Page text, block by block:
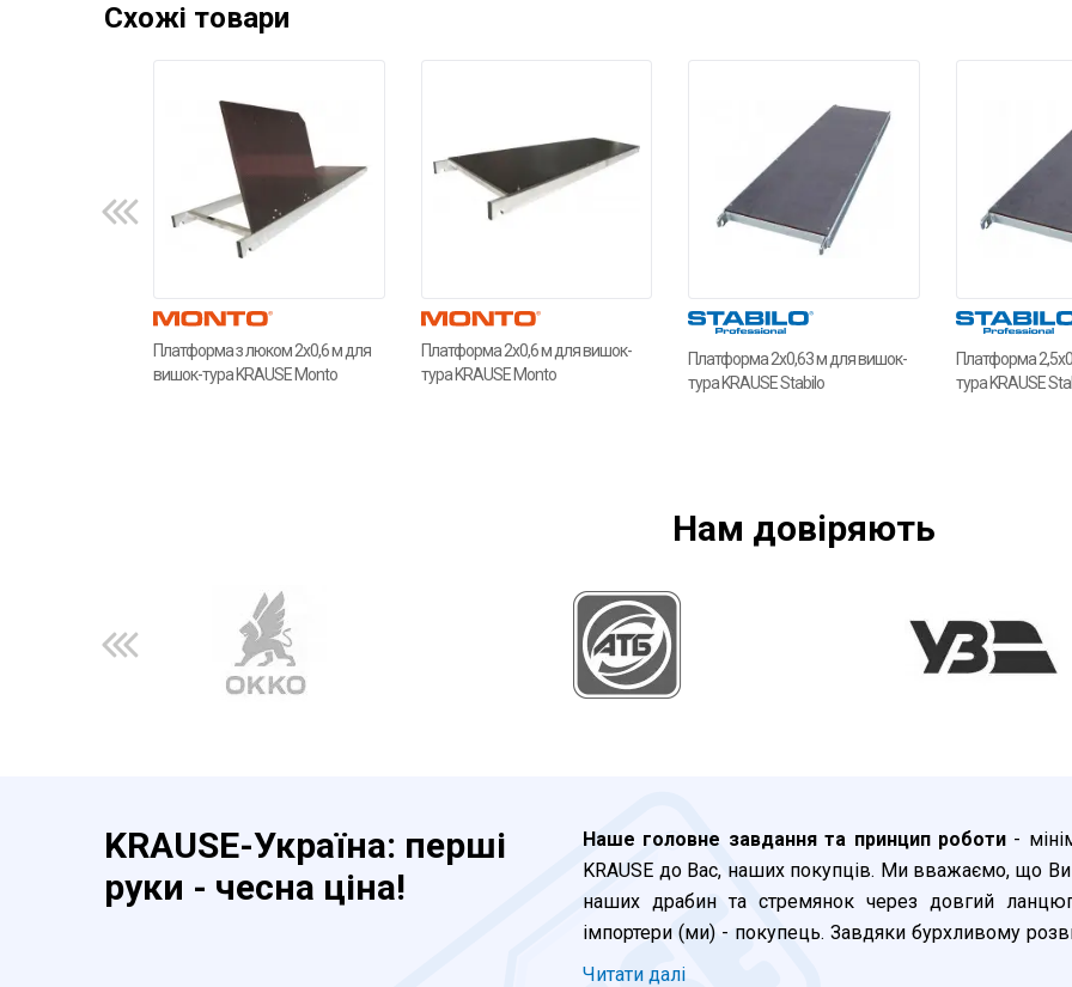
Схожі товари
Платформа з люком 2x0,6 м для
вишок-тура KRAUSE Monto
Платформа 2x0,6 м для вишок-
тура KRAUSE Monto
Платформа 2x0,63 м для вишок-
тура KRAUSE Stabilo
Платформа
тура KRAUSE
Нам довiряють
KRAUSE-Україна: перші
руки - чесна ціна!
Наше головне завдання та принцип роботи-
KRAUSE до Вас, наших покупців. Ми вважаємо, що
наших драбин та стремянок через довгий
імпортери (ми) - покупець. Завдяки бурхливому
клієнт, який зробив замовлення сьогодні до 16:00,
Читати далi